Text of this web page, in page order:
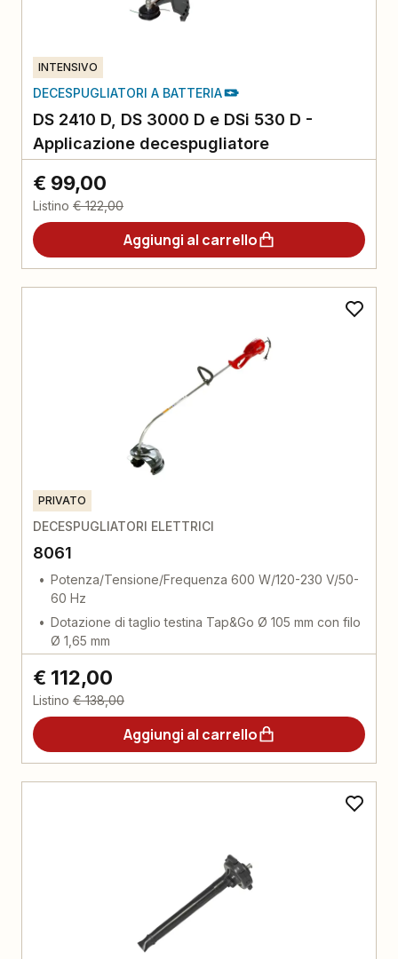
INTENSIVO
DECESPUGLIATORI A BATTERIA
DS 2410 D, DS 3000 D e DSi 530 D -
Applicazione decespugliatore
€ 99,00
Listino € 122,00
Aggiungi al carrello
PRIVATO
DECESPUGLIATORI ELETTRICI
8061
Potenza/Tensione/Frequenza 600 W/120-230 V/50-
60 Hz
Dotazione di taglio testina Tap&Go Ø 105 mm con filo
Ø 1,65 mm
€ 112,00
Listino € 138,00
Aggiungi al carrello